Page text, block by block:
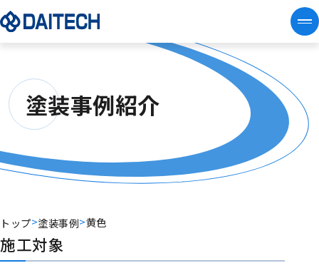
塗装事例紹介
トップ>塗装事例>黄色
施工対象